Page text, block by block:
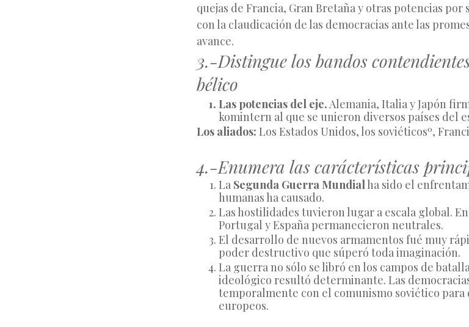
quejas de Francia, Gran Bretaña y otras potencias por
con la claudicación de las democracias ante las
avance.
3.-Distingue los bandos
bélico
Las potencias del eje. Alemania, Italia y Japón
komintern al que se unieron diversos países del
Los aliados: Los Estados Unidos, los soviéticosº,
4.-Enumera las carácterísticas
La Segunda Guerra Mundial ha sido el
humanas ha causado.
Las hostilidades tuvieron lugar a escala global.
Portugal y España permanecieron neutrales.
El desarrollo de nuevos armamentos fué muy
poder destructivo que súperó toda imaginación.
La guerra no sólo se libró en los campos de
ideológico resultó determinante. Las
temporalmente con el comunismo soviético
europeos.